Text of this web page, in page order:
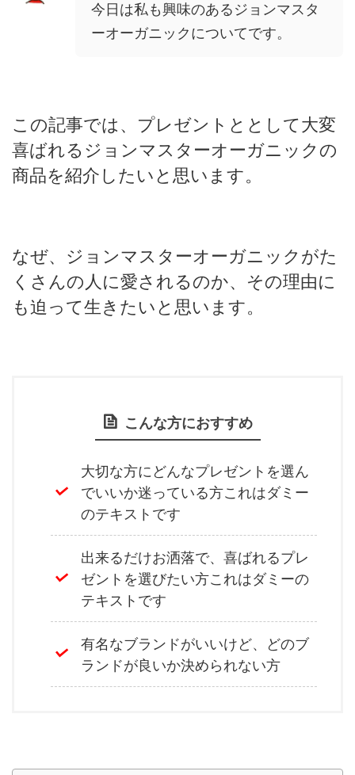
今日は私も興味のあるジョンマスタ
ーオーガニックについてです。
この記事では、プレゼントととして大変
喜ばれるジョンマスターオーガニックの
商品を紹介したいと思います。
なぜ、ジョンマスターオーガニックがた
くさんの人に愛されるのか、その理由に
も迫って生きたいと思います。
こんな方におすすめ
大切な方にどんなプレゼントを選ん
でいいか迷っている方これはダミー
のテキストです
出来るだけお洒落で、喜ばれるプレ
ゼントを選びたい方これはダミーの
テキストです
有名なブランドがいいけど、どのブ
ランドが良いか決められない方